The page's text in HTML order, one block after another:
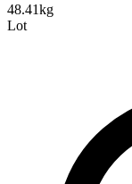
48.41kg
Lot